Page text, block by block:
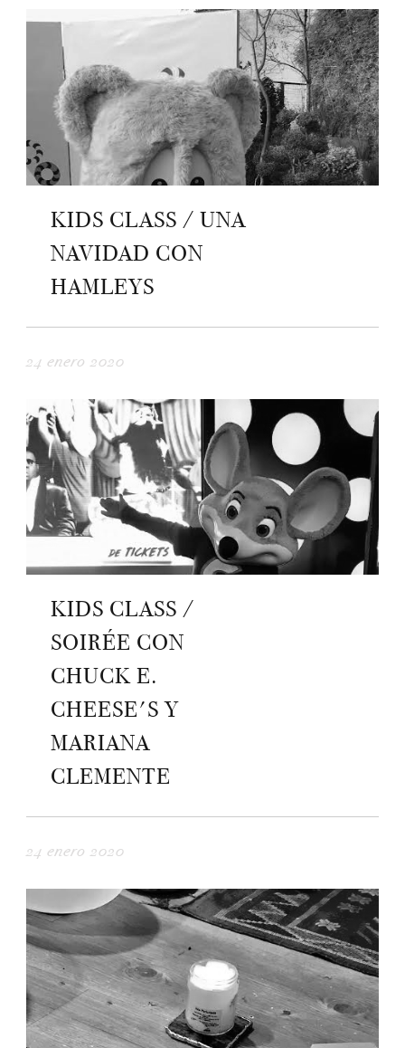
KIDS CLASS / UNA
NAVIDAD CON
HAMLEYS
24 enero 2020
KIDS CLASS /
SOIRÉE CON
CHUCK E.
CHEESE'S Y
MARIANA
CLEMENTE
24 enero 2020